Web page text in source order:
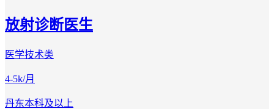
放射诊断医生
医学技术类
4-5k/月
丹东本科及以上